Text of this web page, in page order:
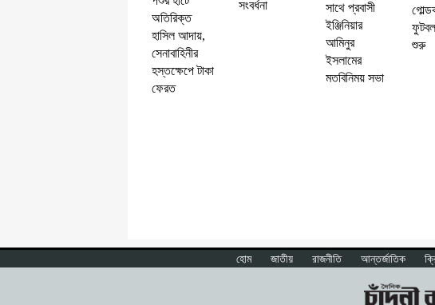
অতিরিক্ত
হাসিল আদায়,
সেনাবাহিনীর
হস্তক্ষেপে টাকা
ফেরত
সংবর্ধনা
সাথে প্রবাসী
ইঞ্জিনিয়ার
আমিনুর
ইসলামের
মতবিনিময় সভা
ফুটবল
শুরু
হোম জাতীয় রাজনীতি আন্তর্জাতিক